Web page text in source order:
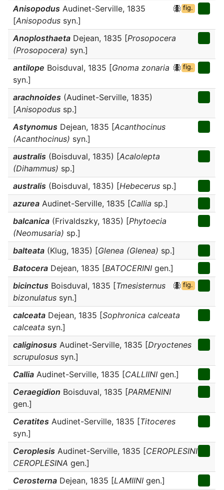
Anisopodus Audinet-Serville, 1835
[Anisopodus syn.]
fig.
Anoplosthaeta Dejean, 1835 [Prosopocera
(Prosopocera) syn.]
antilope Boisduval, 1835 [Gnoma zonaria
syn.]
fig.
arachnoides (Audinet-Serville, 1835)
[Anisopodus sp.]
Astynomus Dejean, 1835 [Acanthocinus
(Acanthocinus) syn.]
australis (Boisduval, 1835) [Acalolepta
(Dihammus) sp.]
australis (Boisduval, 1835) [Hebecerus sp.]
azurea Audinet-Serville, 1835 [Callia sp.]
balcanica (Frivaldszky, 1835) [Phytoecia
(Neomusaria) sp.]
balteata (Klug, 1835) [Glenea (Glenea) sp.]
Batocera Dejean, 1835 [BATOCERINI gen.]
bicinctus Boisduval, 1835 [Tmesisternus
bizonulatus syn.]
fig.
calceata Dejean, 1835 [Sophronica calceata
calceata syn.]
caliginosus Audinet-Serville, 1835 [Dryoctenes
scrupulosus syn.]
Callia Audinet-Serville, 1835 [CALLIINI gen.]
Ceraegidion Boisduval, 1835 [PARMENINI
gen.]
Ceratites Audinet-Serville, 1835 [Titoceres
syn.]
Ceroplesis Audinet-Serville, 1835 [CEROPLESINI
CEROPLESINA gen.]
Cerosterna Dejean, 1835 [LAMIINI gen.]